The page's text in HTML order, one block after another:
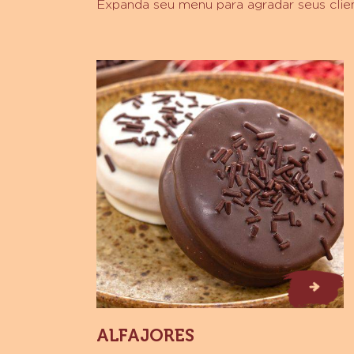
Expanda seu menu para agradar seus
Alfajores
ALFAJORES
Alfajores